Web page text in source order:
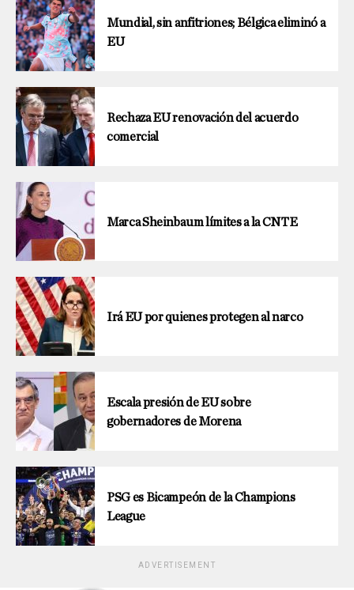
Mundial, sin anfitriones; Bélgica eliminó a
EU
Rechaza EU renovación del acuerdo
comercial
Marca Sheinbaum límites a la CNTE
Irá EU por quienes protegen al narco
Escala presión de EU sobre
gobernadores de Morena
PSG es Bicampeón de la Champions
League
ADVERTISEMENT